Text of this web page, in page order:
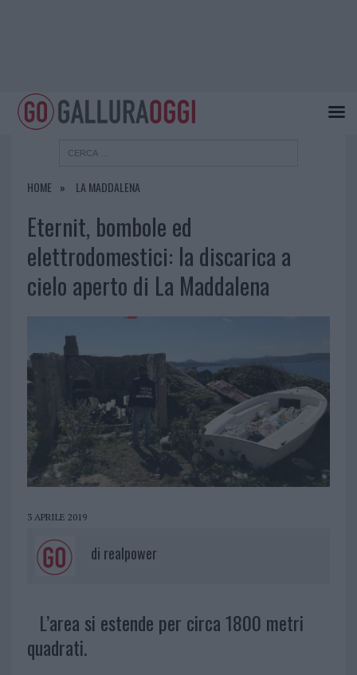
HOME LA MADDALENA
Eternit, bombole ed
elettrodomestici: la discarica a
cielo aperto di La Maddalena
3 APRILE 2019
di realpower
L’area si estende per circa 1800 metri
quadrati.